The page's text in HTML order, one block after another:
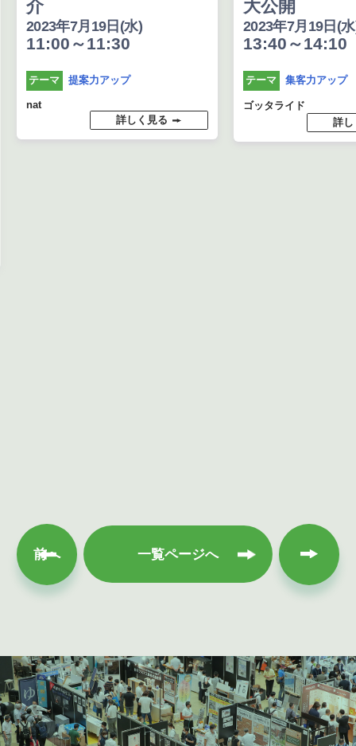
介
2023年7月19日(水)
11:00～11:30
テーマ 提案力アップ
nat
詳しく見る
大公開
2023年7月19日(
13:40～14:10
テーマ 集客力アップ
ゴッタライド
詳
前へ 一覧ページへ
次へ